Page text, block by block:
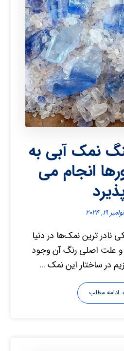
نمک آبی به
انجام می
نوامبر ۱۹, ۲۰۲۴
ترین نمک‌ها در دنیا
علت اصلی رنگ آن وجود
در ساختار این نمک ...
ادامه مطلب